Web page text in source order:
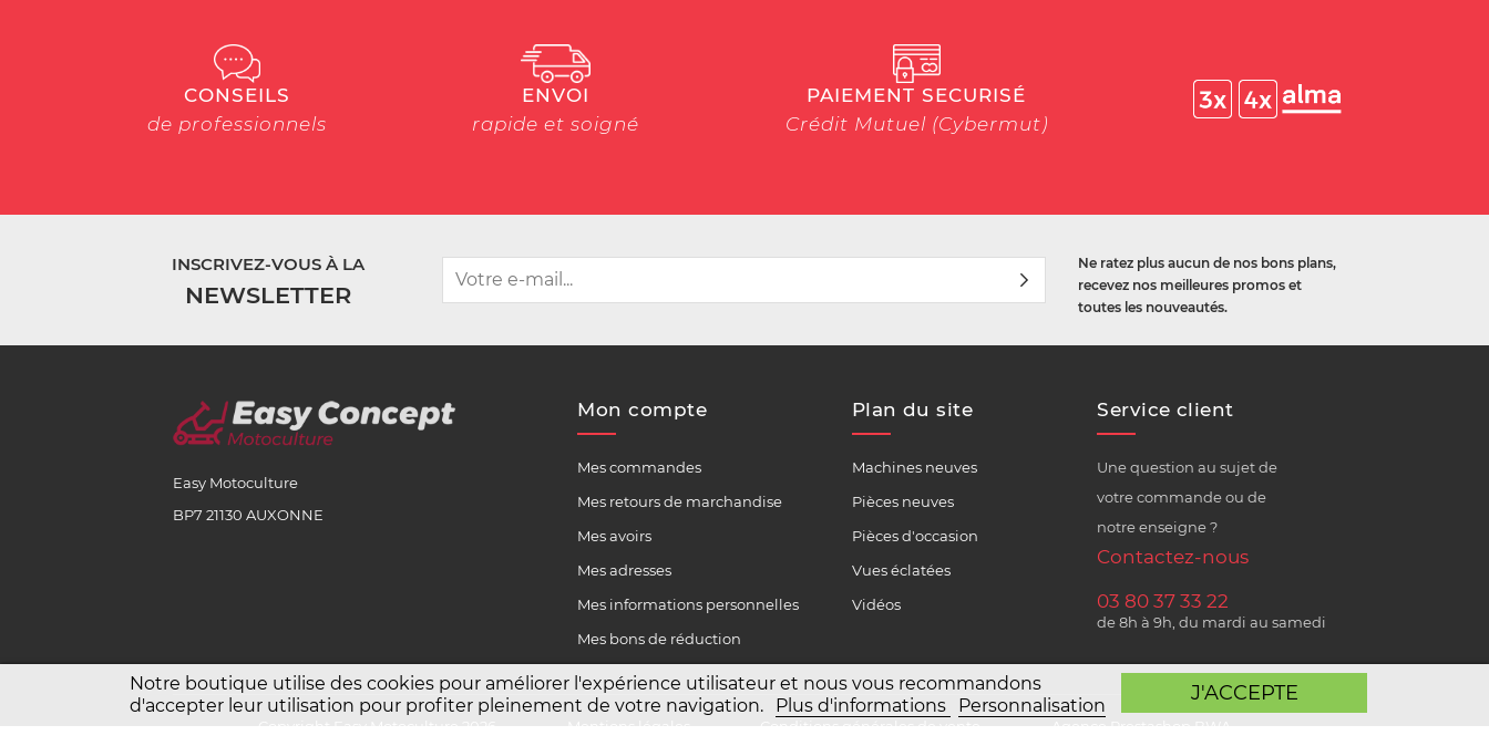
Notre boutique utilise des cookies pour améliorer l'expérience utilisateur et nous vous recommandons
d'accepter leur utilisation pour profiter pleinement de votre navigation.
Plus d'informations Personnalisation
J'ACCEPTE
CONSEILS
de professionnels
ENVOI
rapide et soigné
PAIEMENT SECURISÉ
Crédit Mutuel (Cybermut)
INSCRIVEZ-VOUS À LA
NEWSLETTER
Ne ratez plus aucun de nos bons plans,
recevez nos meilleures promos et
toutes les nouveautés.
Easy Motoculture
BP7 21130 AUXONNE
Mon compte
Mes commandes
Mes retours de marchandise
Mes avoirs
Mes adresses
Mes informations personnelles
Mes bons de réduction
Plan du site
Machines neuves
Pièces neuves
Pièces d'occasion
Vues éclatées
Vidéos
Service client
Une question au sujet de
votre commande ou de
notre enseigne ?
Contactez-nous
03 80 37 33 22
de 8h à 9h, du mardi au samedi